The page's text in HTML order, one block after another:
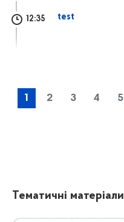
12:35 test
1 2 3 4 5
Тематичні матеріали